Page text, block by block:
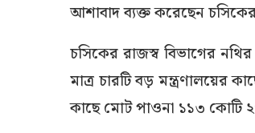
আশাবাদ ব্যক্ত করেছেন চসিকের
চসিকের রাজস্ব বিভাগের
মাত্র চারটি বড় মন্ত্রণালয়ের
কাছে মোট পাওনা ১১৩ কোটি